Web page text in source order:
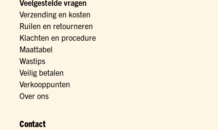
Veelgestelde vragen
Verzending en kosten
Ruilen en retourneren
Klachten en procedure
Maattabel
Wastips
Veilig betalen
Verkooppunten
Over ons
Contact